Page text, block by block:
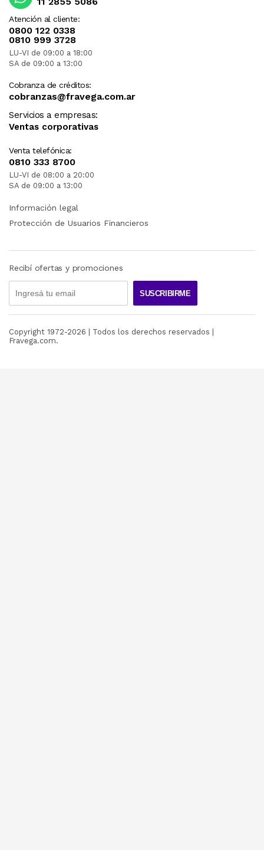
Atención al cliente:
0800 122 0338
0810 999 3728
LU-VI de 09:00 a 18:00
SA de 09:00 a 13:00
Cobranza de créditos:
cobranzas@fravega.com.ar
Servicios a empresas:
Ventas corporativas
Venta telefónica:
0810 333 8700
LU-VI de 08:00 a 20:00
SA de 09:00 a 13:00
Información legal
Protección de Usuarios Financieros
Recibí ofertas y promociones
SUSCRIBIRME
Copyright 1972-2026 | Todos los derechos reservados |
Fravega.com.